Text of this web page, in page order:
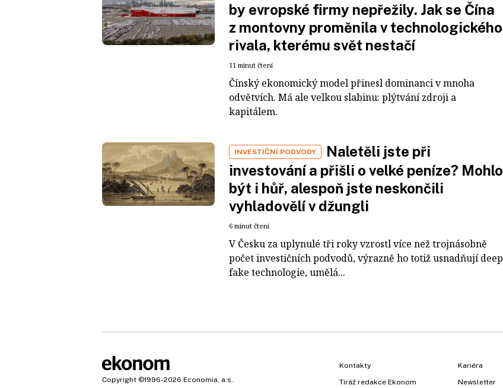
by evropské firmy nepřežily. Jak se Čína
z montovny proměnila v technologického
rivala, kterému svět nestačí
11 minut čtení
Čínský ekonomický model přinesl dominanci v mnoha
odvětvích. Má ale velkou slabinu: plýtvání zdroji a
kapitálem.
INVESTIČNÍ PODVODY
Naletěli jste při
investování a přišli o velké peníze? Mohlo
být i hůř, alespoň jste neskončili
vyhladovělí v džungli
6 minut čtení
V Česku za uplynulé tři roky vzrostl více než trojnásobně
počet investičních podvodů, výrazně ho totiž usnadňují deep
fake technologie, umělá...
Copyright ©1996-2026 Economia, a.s.
Kontakty
Tiráž redakce Ekonom
Kariéra
Newsletter